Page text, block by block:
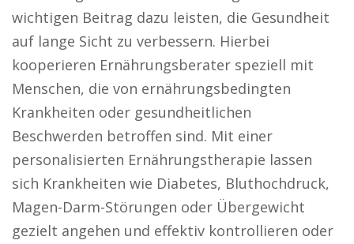
wichtigen Beitrag dazu leisten, die Gesundheit
auf lange Sicht zu verbessern. Hierbei
kooperieren Ernährungsberater speziell mit
Menschen, die von ernährungsbedingten
Krankheiten oder gesundheitlichen
Beschwerden betroffen sind. Mit einer
personalisierten Ernährungstherapie lassen
sich Krankheiten wie Diabetes, Bluthochdruck,
Magen-Darm-Störungen oder Übergewicht
gezielt angehen und effektiv kontrollieren oder